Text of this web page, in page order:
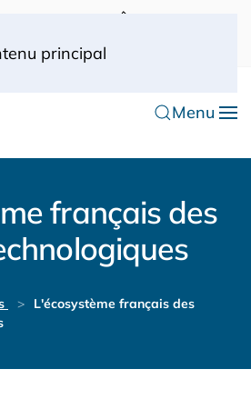
principal
10
0033 (0) 6 70 52 11 09
Menu
français des
L'écosystème français des